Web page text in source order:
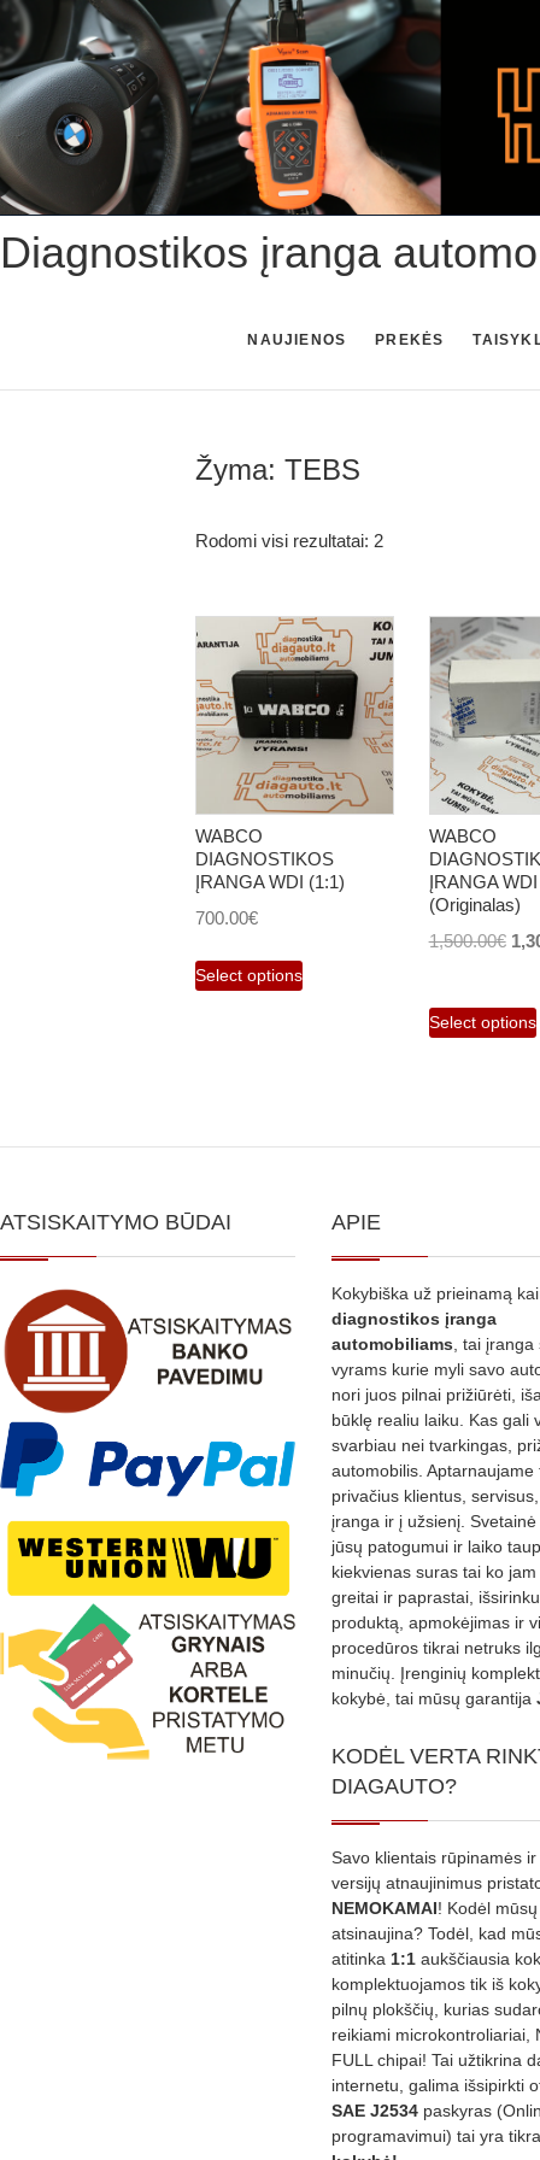
Skip
to
content
Diagnostikos įranga
NAUJIENOS PREKĖS
Žyma: TEBS
Rodomi visi rezultatai: 2
WABCO
DIAGNOSTIKOS
ĮRANGA WDI (1:1)
700.00€
Select options
WABCO
ĮRANGA WDI
(Originalas)
1,500.00€
Select options
ATSISKAITYMO BŪDAI APIE
Kokybiška už prieinamą
diagnostikos įranga
automobiliams , tai
vyrams kurie myli savo
nori juos pilnai prižiūrėti,
būklę realiu laiku. Kas gali
svarbiau nei tvarkingas,
automobilis. Aptarnaujame
privačius klientus,
įranga ir į užsienį.
jūsų patogumui ir laiko
kiekvienas suras tai ko
greitai ir paprastai,
produktą, apmokėjimas ir
procedūros tikrai netruks
minučių. Įrenginių
kokybė, tai mūsų garantija
KODĖL VERTA
DIAGAUTO?
Savo klientais rūpinamės
versijų atnaujinimus
NEMOKAMAI! Kodėl
atsinaujina? Todėl, kad
atitinka 1:1 aukščiausia
komplektuojamos tik iš
pilnų plokščių, kurias
reikiami microkontroliariai,
FULL chipai! Tai užtikrina
internetu, galima išsipirkti
SAE J2534 paskyras
programavimui) tai yra